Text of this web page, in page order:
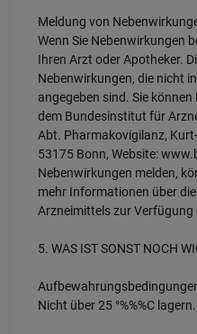
Meldung von
Wenn Sie Nebenwirkungen
Ihren Arzt oder Apotheker.
Nebenwirkungen, die nicht
angegeben sind. Sie
dem Bundesinstitut für
Abt. Pharmakovigilanz,
53175 Bonn, Website:
Nebenwirkungen melden,
mehr Informationen über
Arzneimittels zur Verfügung
5. WAS IST SONST NOCH
Nicht über 25 °%%%C lagern.